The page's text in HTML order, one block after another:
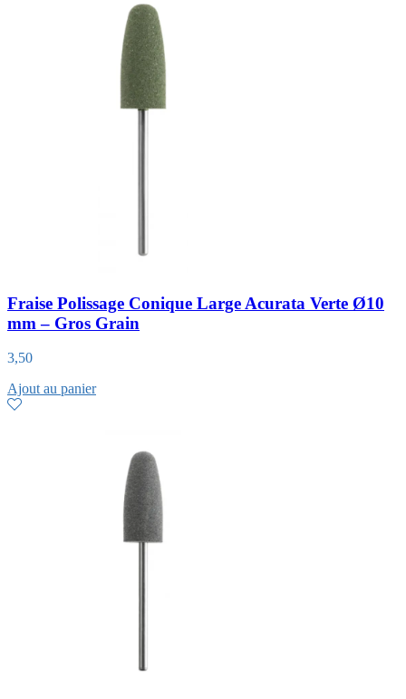
Fraise Polissage Conique Large Acurata Verte Ø10
mm – Gros Grain
3,50
Ajout au panier